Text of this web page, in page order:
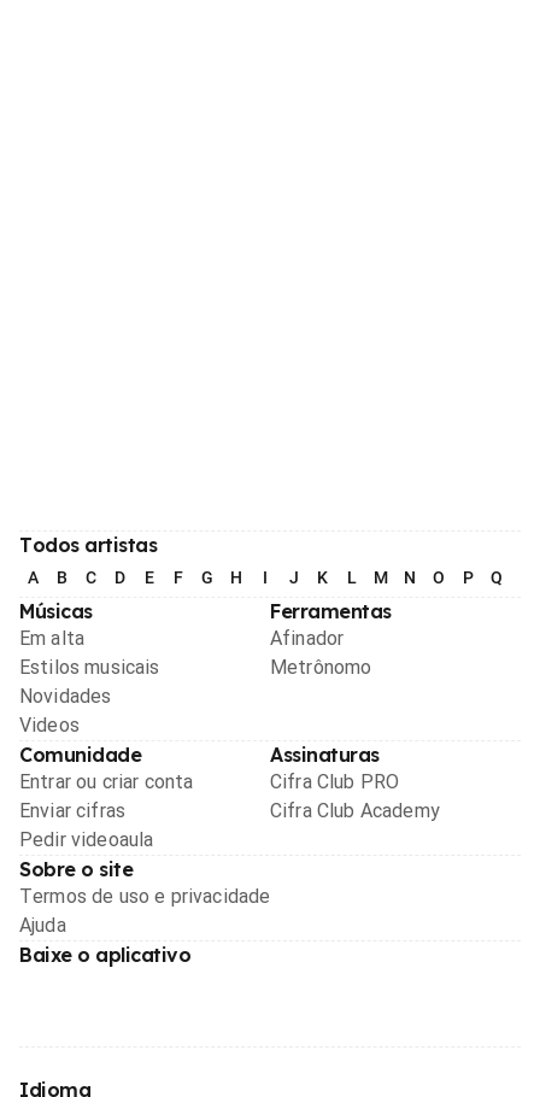
Todos artistas
A B C D E F G H I J K L M N O P Q
Músicas
Em alta
Estilos musicais
Novidades
Videos
Ferramentas
Afinador
Metrônomo
Comunidade
Entrar ou criar conta
Enviar cifras
Pedir videoaula
Assinaturas
Cifra Club PRO
Cifra Club Academy
Sobre o site
Termos de uso e privacidade
Ajuda
Baixe o aplicativo
Idioma